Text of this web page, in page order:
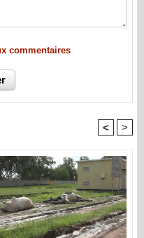
commentaires
< >